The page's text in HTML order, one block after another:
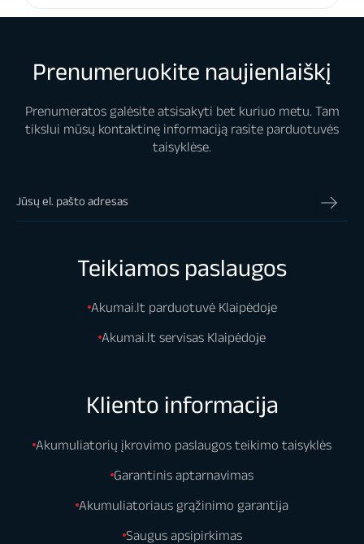
Prenumeruokite naujienlaiškį
Prenumeratos galėsite atsisakyti bet kuriuo metu. Tam
tikslui mūsų kontaktinę informaciją rasite parduotuvės
taisyklėse.
Teikiamos paslaugos
Akumai.lt parduotuvė Klaipėdoje
Akumai.lt servisas Klaipėdoje
Kliento informacija
Akumuliatorių įkrovimo paslaugos teikimo taisyklės
Garantinis aptarnavimas
Akumuliatoriaus grąžinimo garantija
Saugus apsipirkimas